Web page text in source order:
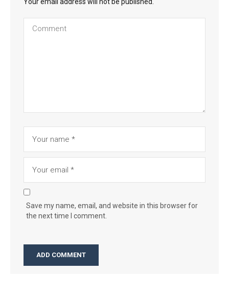
Your email address will not be published.
Save my name, email, and website in this browser for
the next time I comment.